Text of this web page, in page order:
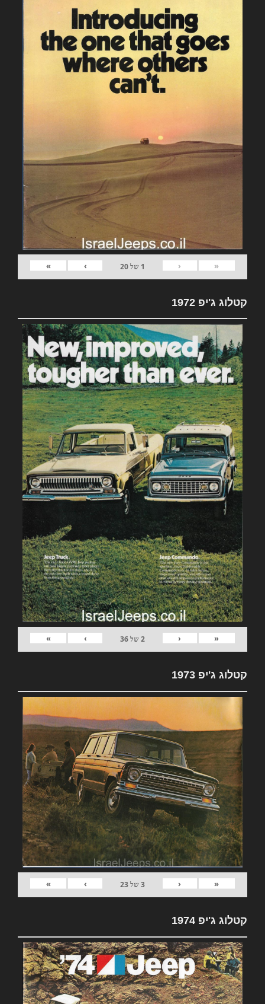
«
‹
1 של20
›
»
קטלוג ג'יפ 1972
«
‹
2של36
›
»
קטלוג ג'יפ 1973
«
‹
3של23
›
»
קטלוג ג'יפ 1974